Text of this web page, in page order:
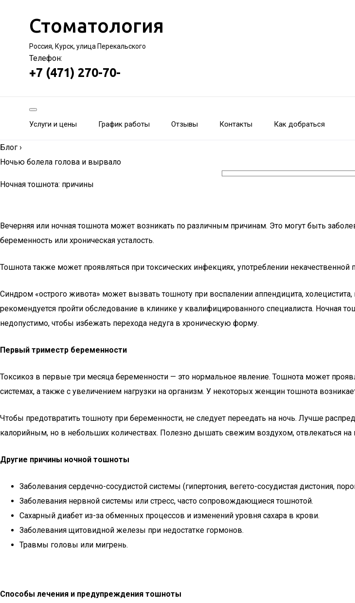
Стоматология
Россия, Курск, улица Перекальского
Телефон:
+7 (471) 270-70-
Услуги и цены График работы Отзывы Контакты Как добраться
Блог ›
Ночью болела голова и вырвало
Ночная тошнота: причины
Вечерняя или ночная тошнота может возникать по различным причинам. Это могут быть
беременность или хроническая усталость.
Тошнота также может проявляться при токсических инфекциях, употреблении
Синдром «острого живота» может вызвать тошноту при воспалении аппендицита,
рекомендуется пройти обследование в клинике у квалифицированного специалиста. Ночная
недопустимо, чтобы избежать перехода недуга в хроническую форму.
Первый триместр беременности
Токсикоз в первые три месяца беременности — это нормальное явление. Тошнота может
системах, а также с увеличением нагрузки на организм. У некоторых женщин тошнота
Чтобы предотвратить тошноту при беременности, не следует переедать на ночь. Лучше
калорийным, но в небольших количествах. Полезно дышать свежим воздухом, отвлекаться
Другие причины ночной тошноты
Заболевания сердечно-сосудистой системы (гипертония, вегето-сосудистая дистония,
Заболевания нервной системы или стресс, часто сопровождающиеся тошнотой.
Сахарный диабет из-за обменных процессов и изменений уровня сахара в крови.
Заболевания щитовидной железы при недостатке гормонов.
Травмы головы или мигрень.
Способы лечения и предупреждения тошноты